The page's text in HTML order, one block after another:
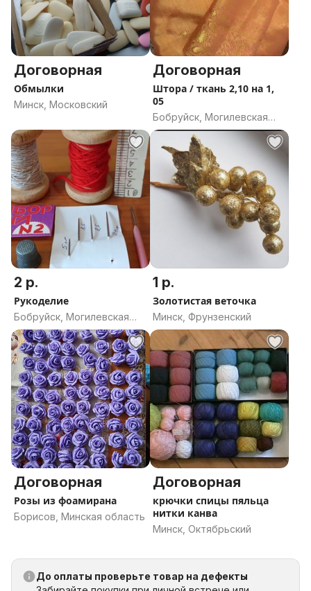
Договорная
Обмылки
Минск, Московский
Договорная
Штора / ткань 2,10 на 1,
05
Бобруйск, Могилевская
область
2 р.
Рукоделие
Бобруйск, Могилевская
область
1 р.
Золотистая веточка
Минск, Фрунзенский
Договорная
Розы из фоамирана
Борисов, Минская область
Договорная
крючки спицы пяльца
нитки канва
Минск, Октябрьский
До оплаты проверьте товар на дефекты